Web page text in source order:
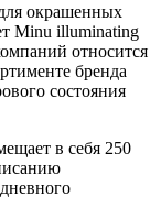
окрашенных
Minu illuminating
относится
бренда
состояния
в себя 250